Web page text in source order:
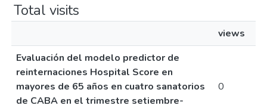
Total visits
views
Evaluación del modelo predictor de
reinternaciones Hospital Score en
mayores de 65 años en cuatro sanatorios
de CABA en el trimestre setiembre-
0